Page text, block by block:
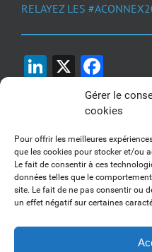
Gérer le
cookies
Pour offrir les meilleures
que les cookies pour stocker et/ou
Le fait de consentir à ces
données telles que le
site. Le fait de ne pas consentir ou
un effet négatif sur certaines
RELAYEZ LES
LinkedIn
X
1, 2,
Découvrez nos